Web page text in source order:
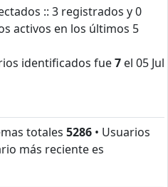
:: 3 registrados y 0
activos en los últimos 5
identificados fue7 el 05 Jul
totales 5286 • Usuarios
más reciente es